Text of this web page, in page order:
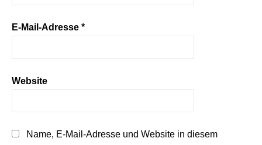
E-Mail-Adresse *
Website
Name, E-Mail-Adresse und Website in diesem